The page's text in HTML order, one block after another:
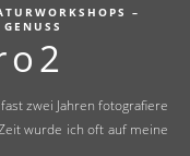
–
wurde ich oft auf meine